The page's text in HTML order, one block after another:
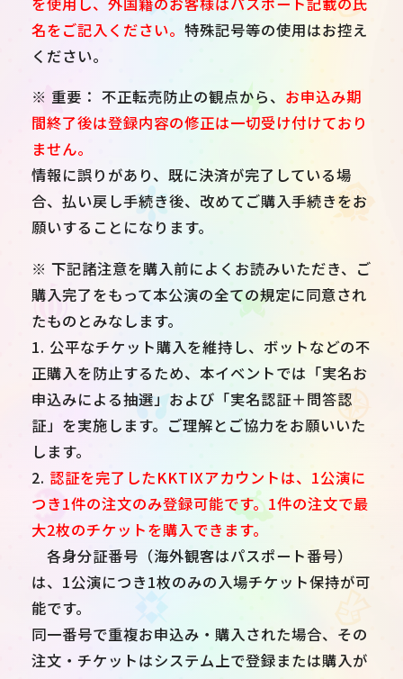
名をご記入ください。 特殊記号等の使用はお控え
ください。
※ 重要： 不正転売防止の観点から、 お申込み期
間終了後は登録内容の修正は一切受け付けており
ません。
情報に誤りがあり、既に決済が完了している場
合、払い戻し手続き後、改めてご購入手続きをお
願いすることになります。
※ 下記諸注意を購入前によくお読みいただき、ご
購入完了をもって本公演の全ての規定に同意され
たものとみなします。
1. 公平なチケット購入を維持し、ボットなどの不
正購入を防止するため、本イベントでは「実名お
申込みによる抽選」および「実名認証＋問答認
証」を実施します。ご理解とご協力をお願いいた
します。
2. 認証を完了したKKTIXアカウントは、1公演に
つき1件の注文のみ登録可能です。1件の注文で最
大2枚のチケットを購入できます。
各身分証番号（海外観客はパスポート番号）
は、1公演につき1枚のみの入場チケット保持が可
能です。
同一番号で重複お申込み・購入された場合、その
注文・チケットはシステム上で登録または購入が